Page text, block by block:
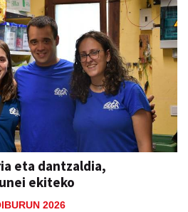
eta dantzaldia,
ekiteko
2026